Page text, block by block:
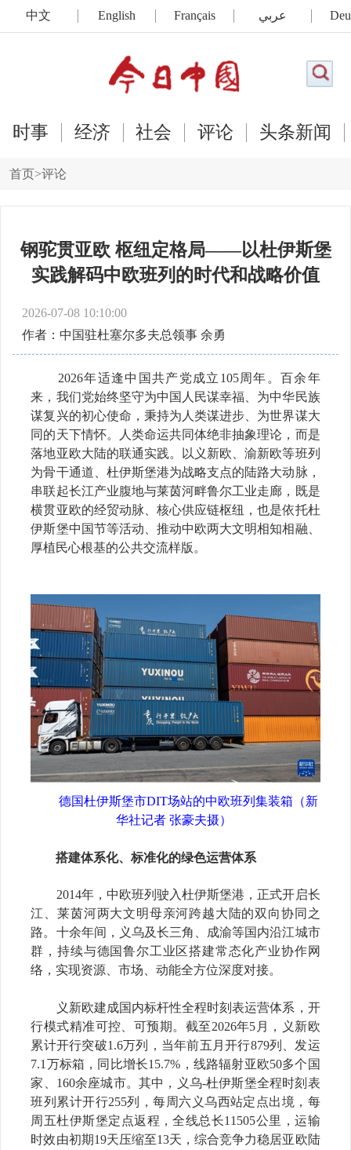
中文 English Français عربي
时事 经济 社会 评论 头条新闻
首页>评论
钢驼贯亚欧 枢纽定格局——以杜伊斯堡
实践解码中欧班列的时代和战略价值
2026-07-08 10:10:00
作者：中国驻杜塞尔多夫总领事 余勇
2026年适逢中国共产党成立105周年。百余年
来，我们党始终坚守为中国人民谋幸福、为中华民族
谋复兴的初心使命，秉持为人类谋进步、为世界谋大
同的天下情怀。人类命运共同体绝非抽象理论，而是
落地亚欧大陆的联通实践。以义新欧、渝新欧等班列
为骨干通道、杜伊斯堡港为战略支点的陆路大动脉，
串联起长江产业腹地与莱茵河畔鲁尔工业走廊，既是
横贯亚欧的经贸动脉、核心供应链枢纽，也是依托杜
伊斯堡中国节等活动、推动中欧两大文明相知相融、
厚植民心根基的公共交流样版。
德国杜伊斯堡市DIT场站的中欧班列集装箱（新
华社记者 张豪夫摄）
搭建体系化、标准化的绿色运营体系
2014年，中欧班列驶入杜伊斯堡港，正式开启长
江、莱茵河两大文明母亲河跨越大陆的双向协同之
路。十余年间，义乌及长三角、成渝等国内沿江城市
群，持续与德国鲁尔工业区搭建常态化产业协作网
络，实现资源、市场、动能全方位深度对接。
义新欧建成国内标杆性全程时刻表运营体系，开
行模式精准可控、可预期。截至2026年5月，义新欧
累计开行突破1.6万列，当年前五月开行879列、发运
7.1万标箱，同比增长15.7%，线路辐射亚欧50多个国
家、160余座城市。其中，义乌-杜伊斯堡全程时刻表
班列累计开行255列，每周六义乌西站定点出境，每
周五杜伊斯堡定点返程，全线总长11505公里，运输
时效由初期19天压缩至13天，综合竞争力稳居亚欧陆